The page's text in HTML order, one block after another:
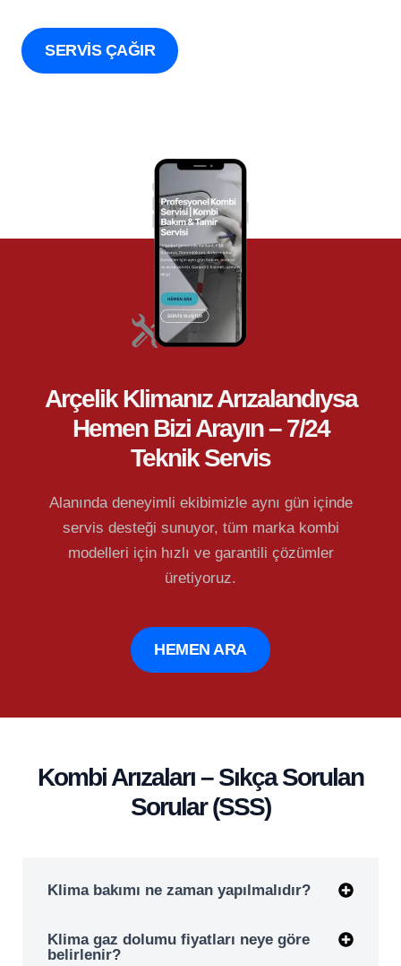
SERVİS ÇAĞIR
Arçelik Klimanız Arızalandıysa
Hemen Bizi Arayın – 7/24
Teknik Servis
Alanında deneyimli ekibimizle aynı gün içinde
servis desteği sunuyor, tüm marka kombi
modelleri için hızlı ve garantili çözümler
üretiyoruz.
HEMEN ARA
Kombi Arızaları – Sıkça Sorulan
Sorular (SSS)
Klima bakımı ne zaman yapılmalıdır?
Klima gaz dolumu fiyatları neye göre
belirlenir?